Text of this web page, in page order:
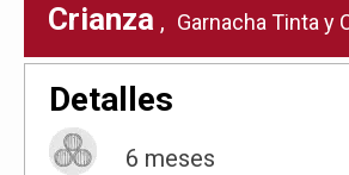
Crianza , Garnacha Tinta y
Detalles
6 meses